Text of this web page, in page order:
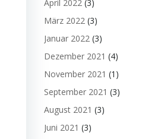
April 2022 (3)
März 2022 (3)
Januar 2022 (3)
Dezember 2021 (4)
November 2021 (1)
September 2021 (3)
August 2021 (3)
Juni 2021 (3)